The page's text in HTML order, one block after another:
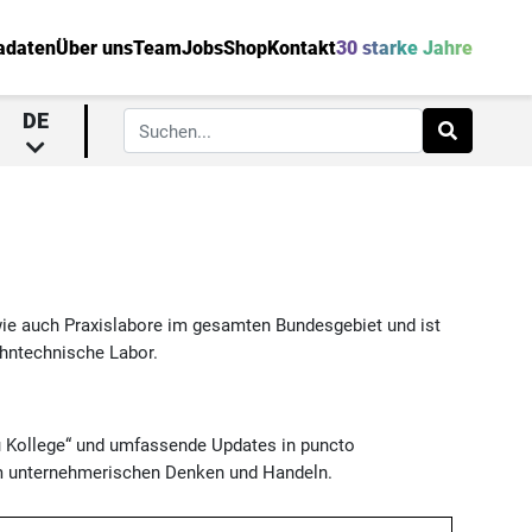
Über unsTeamJobsShopKontakt30 starke Jahre
DE
auch Praxislabore im gesamten Bundesgebiet und ist
Labor.
und umfassende Updates in puncto
Denken und Handeln.